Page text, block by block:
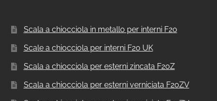
Scala a chiocciola in metallo per interni F20
Scale a chiocciola per interni F20 UK
Scala a chiocciola per esterni zincata F20Z
Scala a chiocciola per esterni verniciata F20ZV